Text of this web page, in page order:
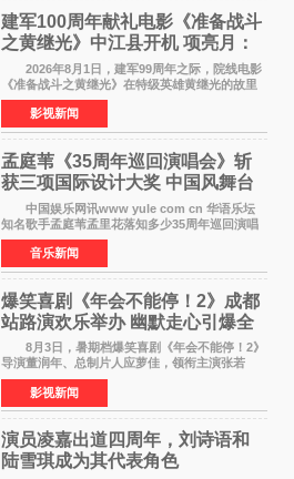
建军100周年献礼电影《准备战斗
之黄继光》中江县开机 项亮月：
以光影为笔，书写英雄赞歌
2026年8月1日，建军99周年之际，院线电影
《准备战斗之黄继光》在特级英雄黄继光的故里
——四川省德阳市中江县黄继光出生地正式开
机。本片出品人、总制片人项亮月主持开机仪
式，&zwnj;特级英雄
影视新闻
孟庭苇《35周年巡回演唱会》斩
获三项国际设计大奖 中国风舞台
美学获全球认可
中国娱乐网讯www yule com cn 华语乐坛
知名歌手孟庭苇孟里花落知多少35周年巡回演唱
会再传喜讯。该演唱会先后荣获美国MUSE
Creative Awards白金奖（Platinum Winner）、
英国London Design
音乐新闻
爆笑喜剧《年会不能停！2》成都
站路演欢乐举办 幽默走心引爆全
场共鸣
8月3日，暑期档爆笑喜剧《年会不能停！2》
导演董润年、总制片人应萝佳，领衔主演张若
昀、白客，惊喜出演庄达菲，特别主演孙艺洲，
特别出演田雨，友情出演欧阳奋强出席成都路
演，与观众近距离互
影视新闻
演员凌嘉出道四周年，刘诗语和
陆雪琪成为其代表角色